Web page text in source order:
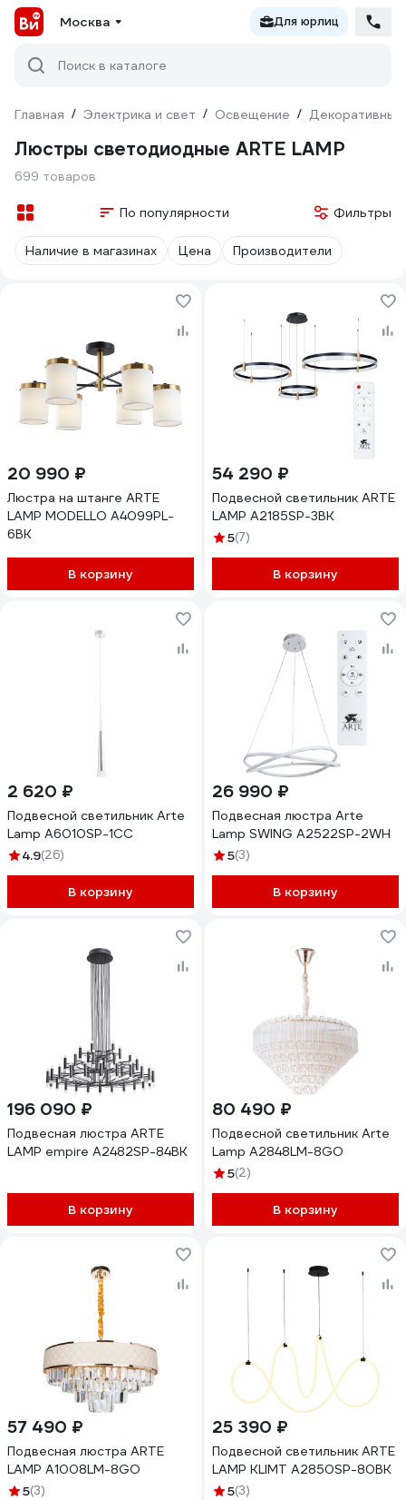
Москва Для юрлиц
Поиск в каталоге
Главная / Электрика и свет / Освещение / Декоративный
Люстры светодиодные ARTE LAMP
699 товаров
По популярности Фильтры
Наличие в магазинах Цена Производители
20 990 ₽
Люстра на штанге ARTE
LAMP MODELLO A4099PL-
6BK
В корзину
54 290 ₽
Подвесной светильник ARTE
LAMP A2185SP-3BK
5(7)
В корзину
2 620 ₽
Подвесной светильник Arte
Lamp A6010SP-1CC
4.9(26)
В корзину
26 990 ₽
Подвесная люстра Arte
Lamp SWING A2522SP-2WH
5(3)
В корзину
196 090 ₽
Подвесная люстра ARTE
LAMP empire A2482SP-84BK
В корзину
80 490 ₽
Подвесной светильник Arte
Lamp A2848LM-8GO
5(2)
В корзину
57 490 ₽
Подвесная люстра ARTE
LAMP A1008LM-8GO
5(3)
25 390 ₽
Подвесной светильник ARTE
LAMP KLIMT A2850SP-80BK
5(3)